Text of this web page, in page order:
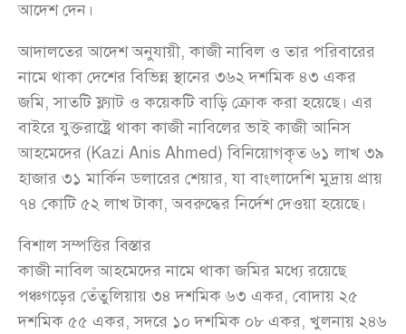
আদেশ দেন।
আদালতের আদেশ অনুযায়ী, কাজী নাবিল ও তার পরিবারের
নামে থাকা দেশের বিভিন্ন স্থানের ৩৬২ দশমিক ৪৩ একর
জমি, সাতটি ফ্ল্যাট ও কয়েকটি বাড়ি ক্রোক করা হয়েছে। এর
বাইরে যুক্তরাষ্ট্রে থাকা কাজী নাবিলের ভাই কাজী আনিস
আহমেদের (Kazi Anis Ahmed) বিনিয়োগকৃত ৬১ লাখ ৩৯
হাজার ৩১ মার্কিন ডলারের শেয়ার, যা বাংলাদেশি মুদ্রায় প্রায়
৭৪ কোটি ৫২ লাখ টাকা, অবরুদ্ধের নির্দেশ দেওয়া হয়েছে।
বিশাল সম্পত্তির বিস্তার
কাজী নাবিল আহমেদের নামে থাকা জমির মধ্যে রয়েছে
পঞ্চগড়ের তেঁতুলিয়ায় ৩৪ দশমিক ৬৩ একর, বোদায় ২৫
দশমিক ৫৫ একর, সদরে ১০ দশমিক ০৮ একর, খুলনায় ২৪৬